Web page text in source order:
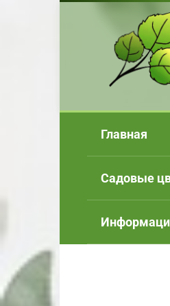
Главная
Садовые